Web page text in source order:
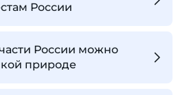
России
России можно
природе